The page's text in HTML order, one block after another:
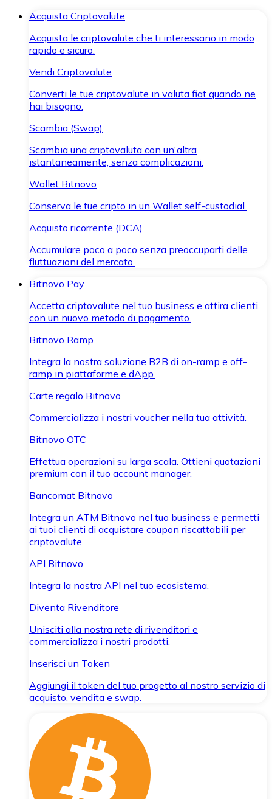
Acquista Criptovalute
Acquista le criptovalute che ti interessano in modo
rapido e sicuro.
Vendi Criptovalute
Converti le tue criptovalute in valuta fiat quando ne
hai bisogno.
Scambia (Swap)
Scambia una criptovaluta con un'altra
istantaneamente, senza complicazioni.
Wallet Bitnovo
Conserva le tue cripto in un Wallet self-custodial.
Acquisto ricorrente (DCA)
Accumulare poco a poco senza preoccuparti delle
fluttuazioni del mercato.
Bitnovo Pay
Accetta criptovalute nel tuo business e attira clienti
con un nuovo metodo di pagamento.
Bitnovo Ramp
Integra la nostra soluzione B2B di on-ramp e off-
ramp in piattaforme e dApp.
Carte regalo Bitnovo
Commercializza i nostri voucher nella tua attività.
Bitnovo OTC
Effettua operazioni su larga scala. Ottieni quotazioni
premium con il tuo account manager.
Bancomat Bitnovo
Integra un ATM Bitnovo nel tuo business e permetti
ai tuoi clienti di acquistare coupon riscattabili per
criptovalute.
API Bitnovo
Integra la nostra API nel tuo ecosistema.
Diventa Rivenditore
Unisciti alla nostra rete di rivenditori e
commercializza i nostri prodotti.
Inserisci un Token
Aggiungi il token del tuo progetto al nostro servizio di
acquisto, vendita e swap.